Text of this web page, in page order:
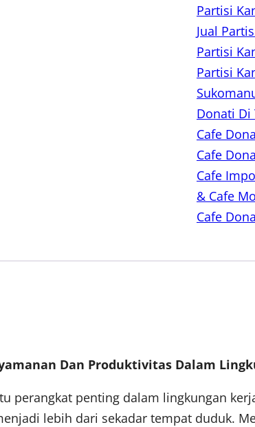
Partisi
Jual
Partisi
Partisi
Donati Di
Cafe
Cafe
Cafe
& Cafe
Cafe
Dan Produktivitas Dalam
perangkat penting dalam lingkungan
lebih dari sekadar tempat duduk.